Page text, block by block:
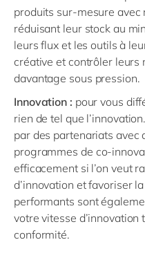
produits sur-mesure
réduisant leur stock au
leurs flux et les outils à
créative et contrôler leurs
davantage sous pression.
Innovation : pour vous
rien de tel que
par des partenariats avec
programmes de co-
efficacement si l’on veut
d’innovation et favoriser
performants sont
votre vitesse d’innovation
conformité.